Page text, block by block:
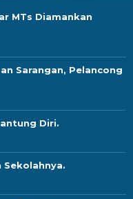
MTs Diamankan
Sarangan, Pelancong
Diri.
Sekolahnya.